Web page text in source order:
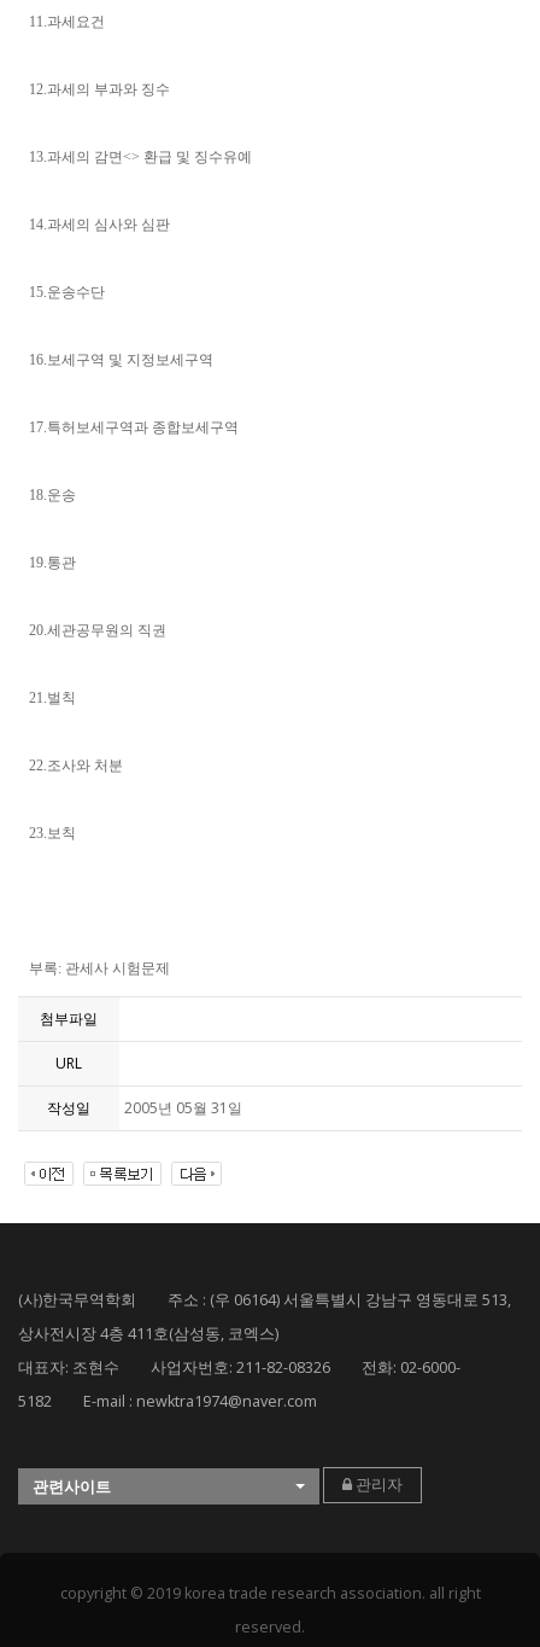
11.과세요건
12.과세의 부과와 징수
13.과세의 감면<> 환급 및 징수유예
14.과세의 심사와 심판
15.운송수단
16.보세구역 및 지정보세구역
17.특허보세구역과 종합보세구역
18.운송
19.통관
20.세관공무원의 직권
21.벌칙
22.조사와 처분
23.보칙
부록: 관세사 시험문제
첨부파일
URL
작성일 2005년 05월 31일
(사)한국무역학회 주소 : (우 06164) 서울특별시 강남구 영동대로 513,
상사전시장 4층 411호(삼성동, 코엑스)
대표자: 조현수 사업자번호: 211-82-08326 전화: 02-6000-
5182 E-mail : newktra1974@naver.com
관련사이트 관리자
copyright © 2019 korea trade research association. all right
reserved.